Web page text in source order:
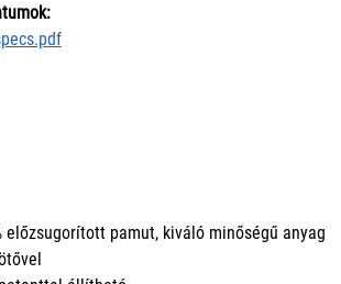
előzsugorított pamut, kiváló minőségű anyag